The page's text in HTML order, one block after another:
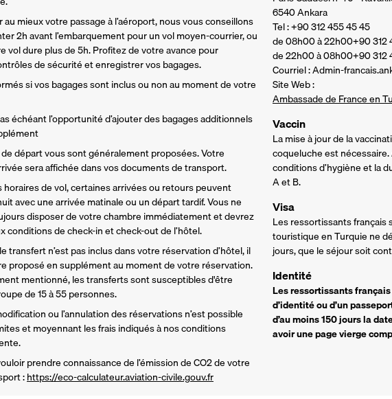
au mieux votre passage à l’aéroport, nous vous conseillons
2h avant l’embarquement pour un vol moyen-courrier, ou
vol dure plus de 5h. Profitez de votre avance pour
de sécurité et enregistrer vos bagages.
si vos bagages sont inclus ou non au moment de votre
échéant l’opportunité d’ajouter des bagages additionnels
départ vous sont généralement proposées. Votre
sera affichée dans vos documents de transport.
horaires de vol, certaines arrivées ou retours peuvent
avec une arrivée matinale ou un départ tardif. Vous ne
disposer de votre chambre immédiatement et devrez
conditions de check-in et check-out de l’hôtel.
transfert n’est pas inclus dans votre réservation d’hôtel, il
proposé en supplément au moment de votre réservation.
mentionné, les transferts sont susceptibles d'être
de 15 à 55 personnes.
ou l’annulation des réservations n’est possible
et moyennant les frais indiqués à nos conditions
prendre connaissance de l’émission de CO2 de votre
: https://eco-calculateur.aviation-civile.gouv.fr
6540 Ankara
Tel : +90 312 455 45 45
de 08h00 à 22h00+90 312
de 22h00 à 08h00+90 312
Courriel : Admin-
Site Web :
Ambassade de France en
Vaccin
La mise à jour de la
coqueluche est
conditions d’hygiène et la
A et B.
Visa
Les ressortissants français
touristique en Turquie ne
jours, que le séjour soit
Identité
Les ressortissants
d’identité ou d’un
d’au moins 150 jours la
avoir une page vierge